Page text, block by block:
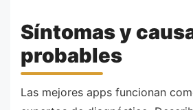
Síntomas y
probables
Las mejores apps funcionan